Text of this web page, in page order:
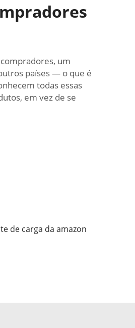
um
países — o que é
todas essas
em vez de se
de carga da amazon